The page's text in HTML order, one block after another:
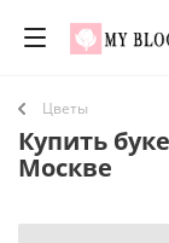
Цветы
Купить
Москве